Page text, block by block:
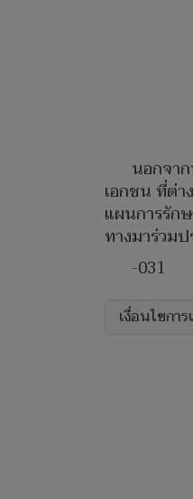
นอกจา
เอกชน ที่ต่
แผนการรัก
ทางมาร่วม
-031
เงื่อนไขกา